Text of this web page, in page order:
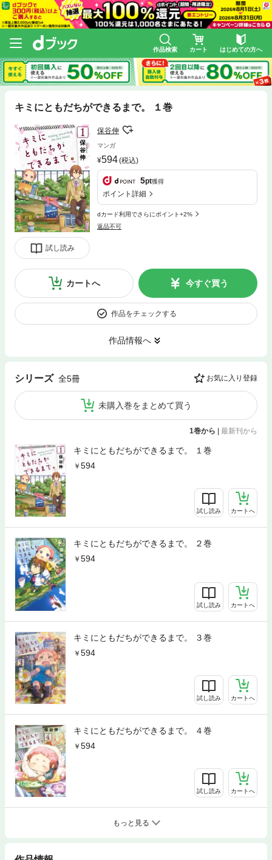
作品検索 カート はじめての方へ
キミにともだちができるまで。 １巻
試し読み
保谷伸
マンガ
594(税込)
5pt獲得
ポイント詳細
dカード利用でさらにポイント+2%
返品不可
カートへ 今すぐ買う
作品をチェックする
作品情報へ
シリーズ 全5冊 お気に入り登録
未購入巻をまとめて買う
1巻から | 最新刊から
キミにともだちができるまで。 １巻
594
試し読み カートへ
キミにともだちができるまで。 ２巻
594
試し読み カートへ
キミにともだちができるまで。 ３巻
594
試し読み カートへ
キミにともだちができるまで。 ４巻
594
試し読み カートへ
もっと見る